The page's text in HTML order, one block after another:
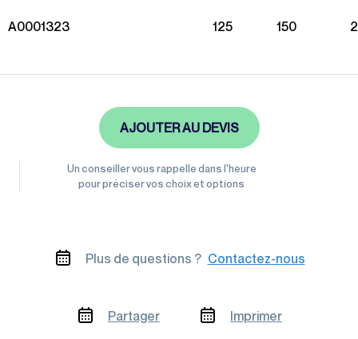
A0001323 125 150
AJOUTER AU DEVIS
Un conseiller vous rappelle dans l'heure
pour préciser vos choix et options
Plus de questions ? Contactez-nous
Partager Imprimer